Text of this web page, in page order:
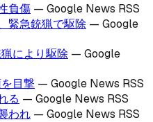
負傷 — Google News RSS
緊急銃猟で駆除 — Google
により駆除 — Google
目撃 — Google News RSS
る — Google News RSS
われ — Google News RSS